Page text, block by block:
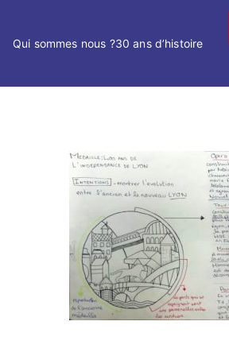
Qui sommes nous ?30 ans d’histoire